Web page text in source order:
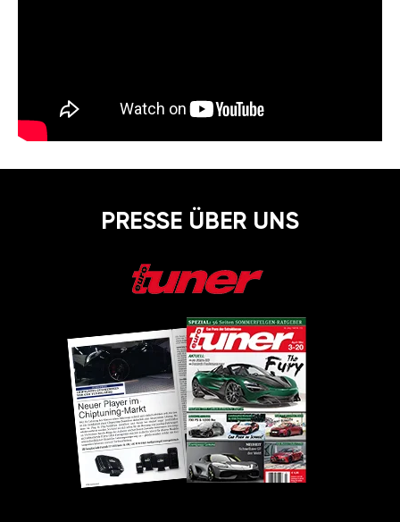
PRESSE ÜBER UNS